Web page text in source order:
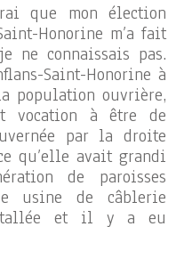
que mon élection
Honorine m’a fait
ne connaissais pas.
Saint-Honorine à
population ouvrière,
vocation à être de
par la droite
qu’elle avait grandi
de paroisses
usine de câblerie
et il y a eu